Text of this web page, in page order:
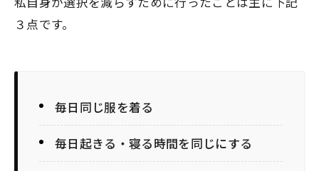
３点です。
毎日同じ服を着る
毎日起きる・寝る時間を同じにする